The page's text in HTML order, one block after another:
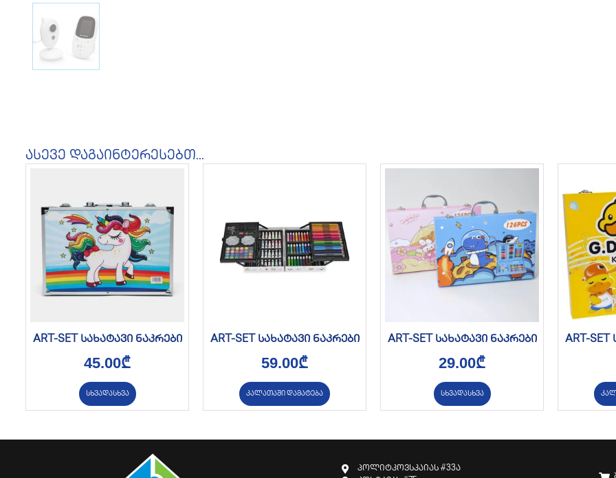
ასევე დაგაინტერესებთ...
ART-SET სახატავი ნაკრები
45.00₾
სხვადასხვა
ART-SET სახატავი ნაკრები
59.00₾
კალათაში დამატება
ART-SET სახატავი ნაკრები
29.00₾
სხვადასხვა
ART-
პოლიტკოვსკაიას #33ა